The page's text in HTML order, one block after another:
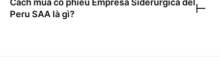
Cách mua cổ phiếu Empresa Siderurgica del
Peru SAA là gì?